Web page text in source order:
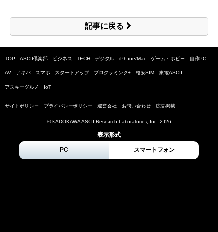
記事に戻る
TOP ASCII倶楽部 ビジネス TECH デジタル iPhone/Mac ゲーム・ホビー 自作PC
AV アキバ スマホ スタートアップ プログラミング+ 格安SIM 家電ASCII
アスキーグルメ IoT
サイトポリシー プライバシーポリシー 運営会社 お問い合わせ 広告掲載
© KADOKAWA ASCII Research Laboratories, Inc. 2026
表示形式
PC スマートフォン